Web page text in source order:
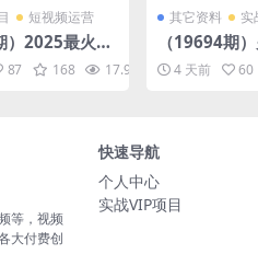
短视频运营
）2025最火蓝
成一键视频
87 168 17.9K 10
其它资料 实
（19694期
解版，虚拟定
企微卡利器
4 天前 60
等，视频
大付费创
快速导航
个人中心
实战VIP项目